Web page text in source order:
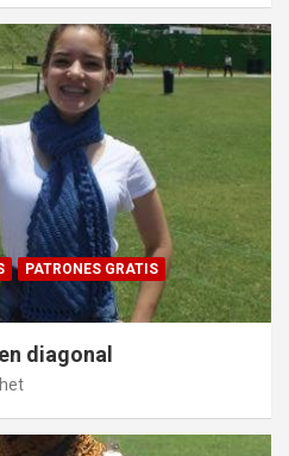
PATRONES GRATIS
diagonal